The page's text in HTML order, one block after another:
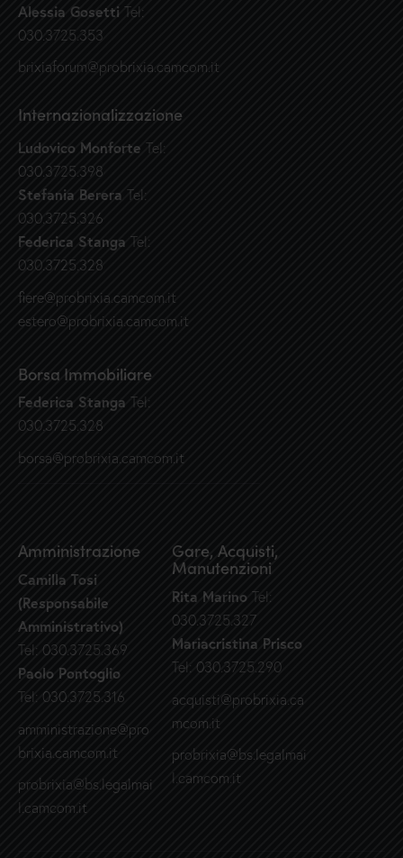
Alessia Gosetti Tel:
030.3725.353
brixiaforum@probrixia.camcom.it
Internazionalizzazione
Ludovico Monforte Tel:
030.3725.398
Stefania Berera Tel:
030.3725.326
Federica Stanga Tel:
030.3725.328
fiere@probrixia.camcom.it
estero@probrixia.camcom.it
Borsa Immobiliare
Federica Stanga Tel:
030.3725.328
borsa@probrixia.camcom.it
Amministrazione
Camilla Tosi
(Responsabile
Amministrativo)
Tel: 030.3725.369
Paolo Pontoglio
Tel: 030.3725.316
amministrazione@pro
brixia.camcom.it
probrixia@bs.legalmai
l.camcom.it
Gare, Acquisti,
Manutenzioni
Rita MarinoTel:
030.3725.327
Mariacristina Prisco
Tel: 030.3725.290
acquisti@probrixia.ca
mcom.it
probrixia@bs.legalmai
l.camcom.it